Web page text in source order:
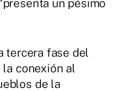
un pésimo
tercera fase del
la conexión al
de la